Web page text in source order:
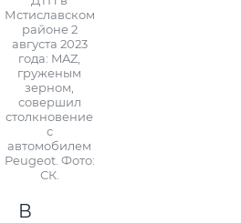
Мстиславском
районе 2
августа 2023
года: MAZ,
груженым
зерном,
совершил
столкновение
с
автомобилем
Peugeot. Фото:
СК.
В